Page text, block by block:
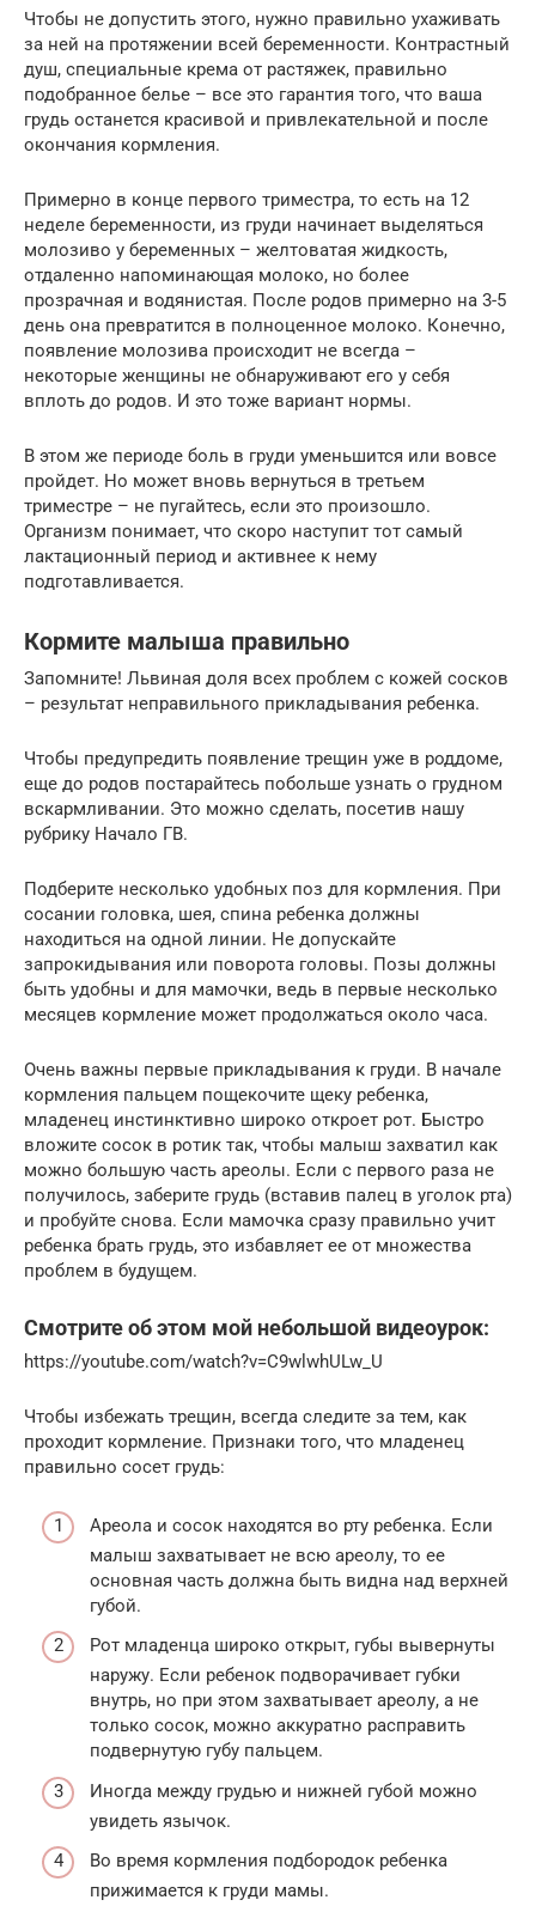
Чтобы не допустить этого, нужно правильно ухаживать
за ней на протяжении всей беременности. Контрастный
душ, специальные крема от растяжек, правильно
подобранное белье – все это гарантия того, что ваша
грудь останется красивой и привлекательной и после
окончания кормления.
Примерно в конце первого триместра, то есть на 12
неделе беременности, из груди начинает выделяться
молозиво у беременных – желтоватая жидкость,
отдаленно напоминающая молоко, но более
прозрачная и водянистая. После родов примерно на 3-5
день она превратится в полноценное молоко. Конечно,
появление молозива происходит не всегда –
некоторые женщины не обнаруживают его у себя
вплоть до родов. И это тоже вариант нормы.
В этом же периоде боль в груди уменьшится или вовсе
пройдет. Но может вновь вернуться в третьем
триместре – не пугайтесь, если это произошло.
Организм понимает, что скоро наступит тот самый
лактационный период и активнее к нему
подготавливается.
Кормите малыша правильно
Запомните! Львиная доля всех проблем с кожей сосков
– результат неправильного прикладывания ребенка.
Чтобы предупредить появление трещин уже в роддоме,
еще до родов постарайтесь побольше узнать о грудном
вскармливании. Это можно сделать, посетив нашу
рубрику Начало ГВ.
Подберите несколько удобных поз для кормления. При
сосании головка, шея, спина ребенка должны
находиться на одной линии. Не допускайте
запрокидывания или поворота головы. Позы должны
быть удобны и для мамочки, ведь в первые несколько
месяцев кормление может продолжаться около часа.
Очень важны первые прикладывания к груди. В начале
кормления пальцем пощекочите щеку ребенка,
младенец инстинктивно широко откроет рот. Быстро
вложите сосок в ротик так, чтобы малыш захватил как
можно большую часть ареолы. Если с первого раза не
получилось, заберите грудь (вставив палец в уголок рта)
и пробуйте снова. Если мамочка сразу правильно учит
ребенка брать грудь, это избавляет ее от множества
проблем в будущем.
Смотрите об этом мой небольшой видеоурок:
https://youtube.com/watch?v=C9wlwhULw_U
Чтобы избежать трещин, всегда следите за тем, как
проходит кормление. Признаки того, что младенец
правильно сосет грудь:
Ареола и сосок находятся во рту ребенка. Если
малыш захватывает не всю ареолу, то ее
основная часть должна быть видна над верхней
губой.
Рот младенца широко открыт, губы вывернуты
наружу. Если ребенок подворачивает губки
внутрь, но при этом захватывает ареолу, а не
только сосок, можно аккуратно расправить
подвернутую губу пальцем.
Иногда между грудью и нижней губой можно
увидеть язычок.
Во время кормления подбородок ребенка
прижимается к груди мамы.